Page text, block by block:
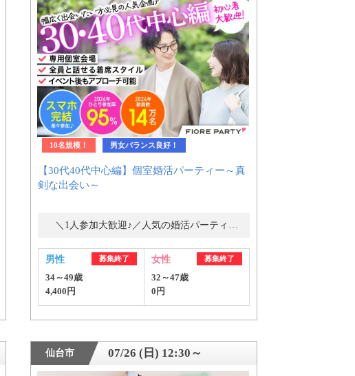
10名規模！ 男女バランス良好！
【30代40代中心編】個室婚活パーティー～真
剣な出会い～
男性 募集終了
34～49歳
4,400円
女性 募集終了
32～47歳
0円
仙台市 07/26 (日) 12:30～